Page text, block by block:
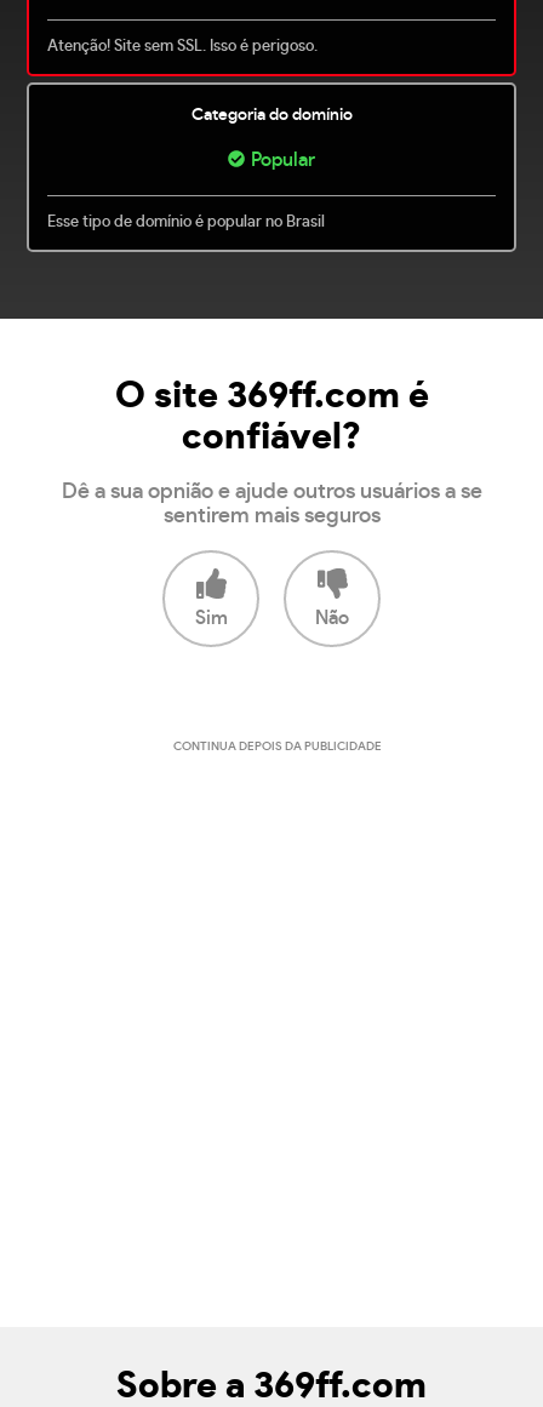
Atenção! Site sem SSL. Isso é perigoso.
Categoria do domínio
Popular
Esse tipo de domínio é popular no Brasil
O site 369ff.com é
confiável?
Dê a sua opnião e ajude outros usuários a se
sentirem mais seguros
Sim Não
CONTINUA DEPOIS DA PUBLICIDADE
Sobre a 369ff.com